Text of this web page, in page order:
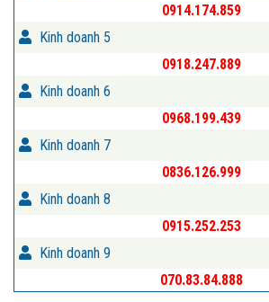
0914.174.859
Kinh doanh 5
0918.247.889
Kinh doanh 6
0968.199.439
Kinh doanh 7
0836.126.999
Kinh doanh 8
0915.252.253
Kinh doanh 9
070.83.84.888